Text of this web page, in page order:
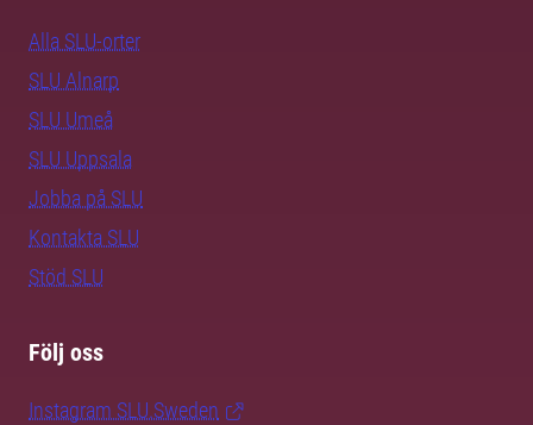
Alla SLU-orter
SLU Alnarp
SLU Umeå
SLU Uppsala
Jobba på SLU
Kontakta SLU
Stöd SLU
Följ oss
Instagram SLU.Sweden